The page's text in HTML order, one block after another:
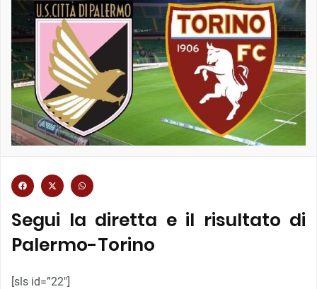
Segui la diretta e il risultato di
Palermo-Torino
[sls id=”22″]